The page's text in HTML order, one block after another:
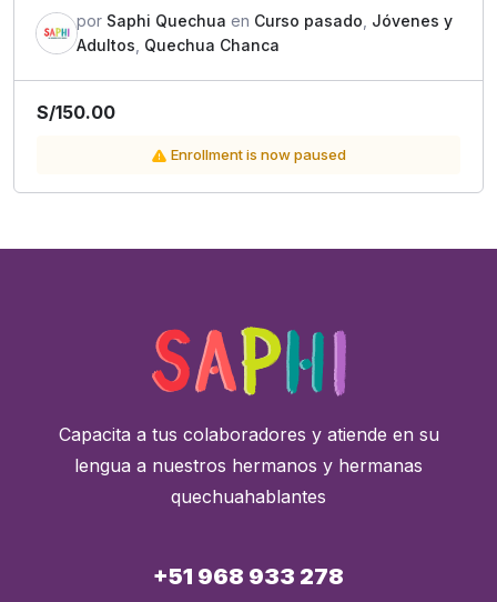
por Saphi Quechua en Curso pasado Jóvenes y
Adultos Quechua Chanca
S/150.00
Enrollment is now paused
Capacita a tus colaboradores y atiende en su
lengua a nuestros hermanos y hermanas
quechuahablantes
+51 968 933 278